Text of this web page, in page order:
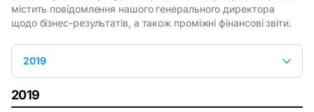
містить повідомлення нашого генерального директора
щодо бізнес-результатів, а також проміжні фінансові звіти.
2019
2019